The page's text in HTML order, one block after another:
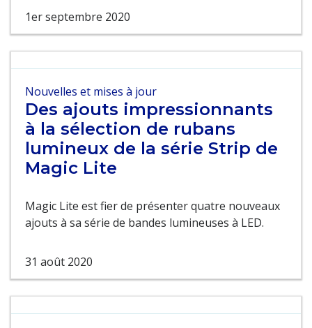
1er septembre 2020
Nouvelles et mises à jour
Des ajouts impressionnants
à la sélection de rubans
lumineux de la série Strip de
Magic Lite
Magic Lite est fier de présenter quatre nouveaux
ajouts à sa série de bandes lumineuses à LED.
31 août 2020